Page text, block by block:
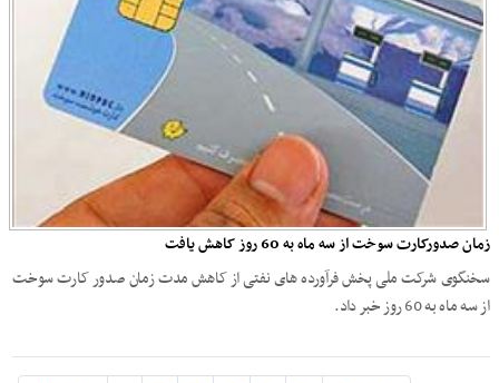
زمان صدورکارت سوخت از سه ماه به 60 روز کاهش یافت
سخنگوی شرکت ملی پخش فرآورده های نفتی از کاهش مدت زمان صدور کارت سوخت
از سه ماه به 60 روز خبر داد.